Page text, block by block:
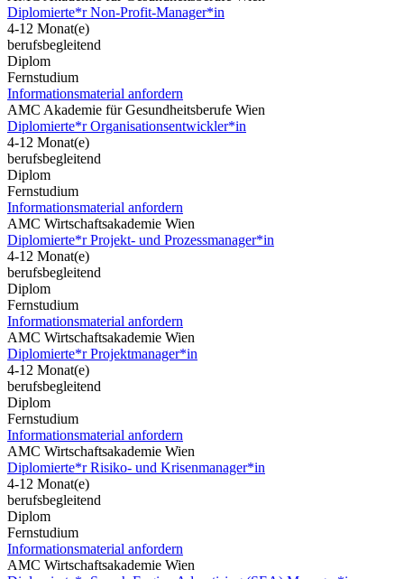
Diplomierte*r Non-Profit-Manager*in
4-12 Monat(e)
berufsbegleitend
Diplom
Fernstudium
Informationsmaterial anfordern
AMC Akademie für Gesundheitsberufe Wien
Diplomierte*r Organisationsentwickler*in
4-12 Monat(e)
berufsbegleitend
Diplom
Fernstudium
Informationsmaterial anfordern
AMC Wirtschaftsakademie Wien
Diplomierte*r Projekt- und Prozessmanager*in
4-12 Monat(e)
berufsbegleitend
Diplom
Fernstudium
Informationsmaterial anfordern
AMC Wirtschaftsakademie Wien
Diplomierte*r Projektmanager*in
4-12 Monat(e)
berufsbegleitend
Diplom
Fernstudium
Informationsmaterial anfordern
AMC Wirtschaftsakademie Wien
Diplomierte*r Risiko- und Krisenmanager*in
4-12 Monat(e)
berufsbegleitend
Diplom
Fernstudium
Informationsmaterial anfordern
AMC Wirtschaftsakademie Wien